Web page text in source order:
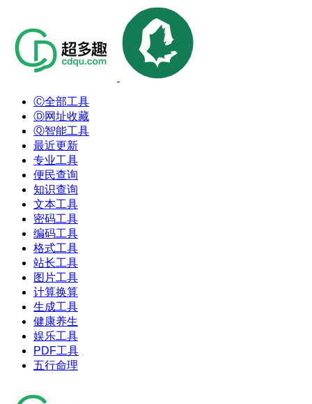
Ⓒ全部工具
Ⓓ网址收藏
Ⓠ智能工具
最近更新
专业工具
便民查询
知识查询
文本工具
密码工具
编码工具
格式工具
站长工具
图片工具
计算换算
生成工具
健康养生
娱乐工具
PDF工具
五行命理